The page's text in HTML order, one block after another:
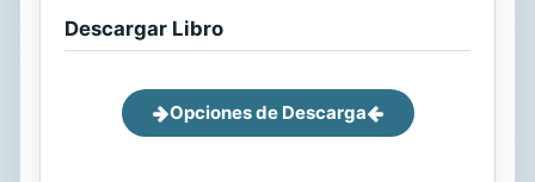
Descargar Libro
Opciones de Descarga